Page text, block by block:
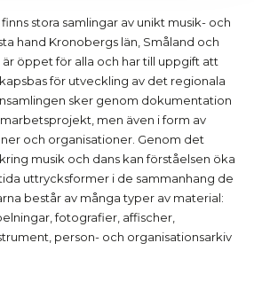
stora samlingar av unikt musik- och
hand Kronobergs län, Småland och
öppet för alla och har till uppgift att
för utveckling av det regionala
sker genom dokumentation
men även i form av
och organisationer. Genom det
musik och dans kan förståelsen öka
uttrycksformer i de sammanhang de
består av många typer av material:
fotografier, affischer,
person- och organisationsarkiv